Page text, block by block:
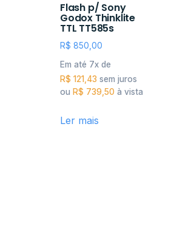
Flash p/ Sony
Godox Thinklite
TTL TT585s
R$ 850,00
Em até 7x de
R$ 121,43 sem juros
ou R$ 739,50 à vista
Ler mais